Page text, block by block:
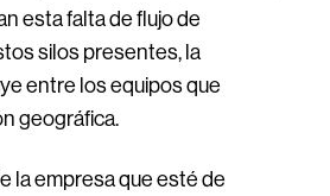
esta falta de flujo de
silos presentes, la
entre los equipos que
geográfica.
la empresa que esté de